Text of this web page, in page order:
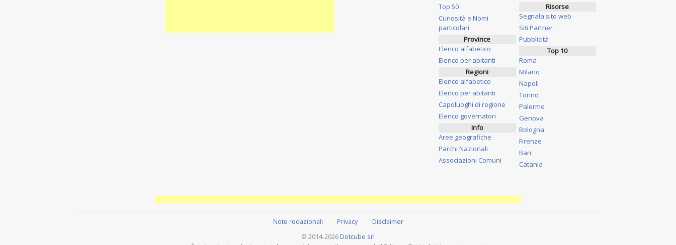
Top 50
Curiosità e Nomi
particolari
Province
Elenco alfabetico
Elenco per abitanti
Regioni
Elenco alfabetico
Elenco per abitanti
Capoluoghi di regione
Elenco governatori
Info
Aree geografiche
Parchi Nazionali
Associazioni Comuni
Risorse
Segnala sito web
Siti Partner
Pubblicità
Top 10
Roma
Milano
Napoli
Torino
Palermo
Genova
Bologna
Firenze
Bari
Catania
Note redazionali Privacy
Disclaimer
© 2014-2026 Dotcube srl